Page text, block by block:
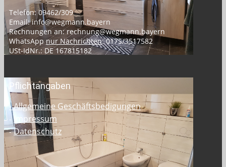
Telefon: 09462/309
Email: info@wegmann.bayern
Rechnungen an: rechnung@wegmann.bayern
WhatsAppnur Nachrichten: 0175/3517582
USt-IdNr.: DE 167815182
Pflichtangaben
- Allgemeine Geschäftsbedigungen
-Impressum
-Datenschutz